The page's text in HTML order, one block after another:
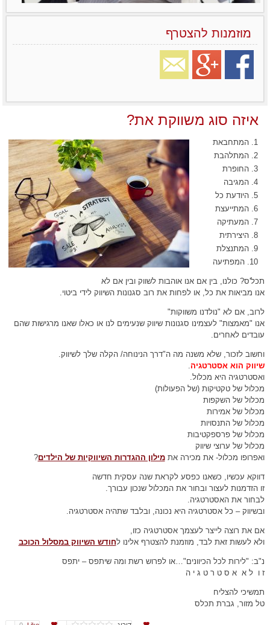
מוזמנות להצטרף
איזה סוג משווקת את?
המתחבאת
המתלהבת
החופרת
המגיבה
היודעת כל
המתייעצת
המעתיקה
היצירתית
המתנצלת
המפתיעה
תכל'ס? כולנו, בין אם אנו אוהבות לשווק ובין אם לא
אנו מביאות את כל, או לפחות את רוב סגנונות השיווק לידי ביטוי.
לרוב, אם לא "נולדנו משווקות"
אנו "מאמצות" לעצמינו סגנונות שיווק שנעימים לנו או כאלו שאנו מרגישות שהם
עובדים לאחרים.
וחשוב לזכור, שלא משנה מה ה"דרך הנינוחה/ הקלה שלך לשיווק.
שיווק הוא אסטרטגיה.
ואסטרטגיה היא מכלול.
מכלול של טקטיקות (של הפעולות)
מכלול של השקפות
מכלול של אמירות
מכלול של התנסויות
מכלול של פרספקטיבות
מכלול של ערוצי שיווק
ואפרופו מכלול- את מכירה אתמילון ההגדרות השיווקיות של הילדים?
דווקא עכשיו, כשאנו כפסע לקראת שנה עסקית חדשה
זו הזדמנות לעצור ובחור את המכלול שנכון עבורך.
לבחור את האסטרטגיה.
ובשיווק – כל אסטרטגיה היא נכונה, ובלבד שתהיה אסטרטגיה.
אם את רוצה לייצר לעצמך אסטרטגיה כזו,
ולא לעשות זאת לבד, מוזמנת להצטרף אלינו לחודש השיווק במסלול הכוכב
נ"ב: "לירות לכל הכיוונים"…או לפרוש רשת ומה שיתפס – יתפס
ז ו ל א א ס ט ר ט ג י ה
תמשיכי להצליח
טל מזור, גברת תכלס